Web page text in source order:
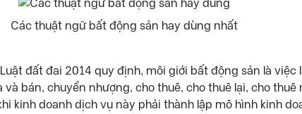
Các thuật ngữ bất động sản hay dùng nhất
đất đai 2014 quy định, môi giới bất động sản là việc
bán, chuyển nhượng, cho thuê, cho thuê lại, cho thuê
kinh doanh dịch vụ này phải thành lập mô hình kinh